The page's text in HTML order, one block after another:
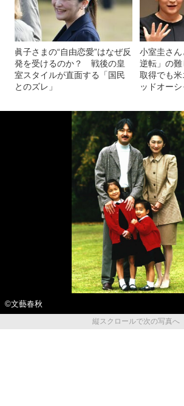
眞子さまの“自由恋愛”はなぜ反
発を受けるのか？ 戦後の皇
室スタイルが直面する「国民
とのズレ」
小室圭さ
逆転」の
取得でも米
ッドオーシ
©文藝春秋
縦スクロールで次の写真へ